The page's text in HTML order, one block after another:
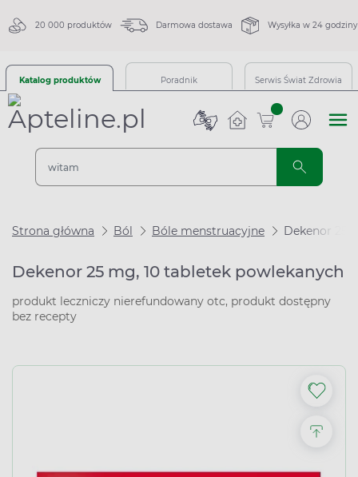
20 000 produktów Darmowa dostawa Wysyłka w 24 godziny
Katalog produktów Poradnik Serwis Świat Zdrowia
sztuk
Strona główna Ból Bóle menstruacyjne Dekenor 25
Dekenor 25 mg, 10 tabletek powlekanych
produkt leczniczy nierefundowany otc, produkt dostępny
bez recepty